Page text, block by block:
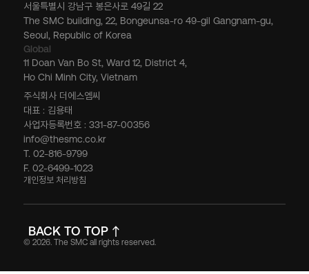
서울특별시 강남구 봉은사로 49길 22
The SMC building, 22, Bongeunsa-ro 49-gil Gangnam-gu,
Seoul, Republic of Korea
Global
11 Doan Van Bo St, Ward 12, District 4,
Ho Chi Minh City, Vietnam
주식회사 더에스엠씨
대표 : 김용태
사업자등록번호 : 331-87-00356
info@thesmc.co.kr
T. 02-816-9799
F. 02-6499-1023
개인정보 처리방침
© 2026. The SMC all rights reserved.
BACK TO TOP